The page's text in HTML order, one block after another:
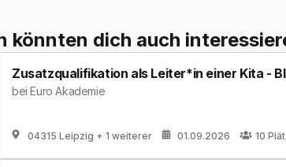
könnten dich auch
Zusatzqualifikation als Leiter*in einer Kita -
beiEuro Akademie
04315 Leipzig + 1 weiterer 01.09.2026 10